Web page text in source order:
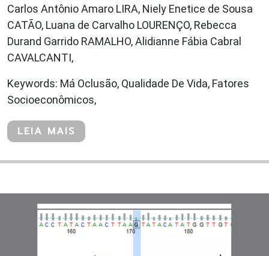
Carlos Antônio Amaro LIRA, Niely Enetice de Sousa
CATÃO, Luana de Carvalho LOURENÇO, Rebecca
Durand Garrido RAMALHO, Alidianne Fábia Cabral
CAVALCANTI,
Keywords: Má Oclusão, Qualidade De Vida, Fatores
Socioeconômicos,
LEIA MAIS